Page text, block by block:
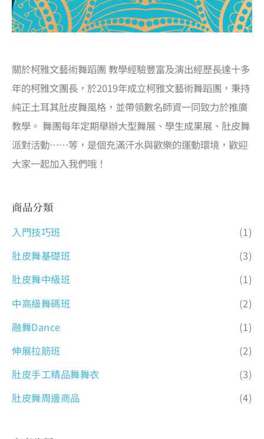
關於柯雅文藝術舞蹈團 教學經驗豐富及演出經歷長達十多
年的柯雅文團長，於2019年成立柯雅文藝術舞蹈團，秉持
純正土耳其肚皮舞風格，並帶領數名師資一同致力於推廣
教學。 舞團每年定期舉辦大型舞展、學生成果展、肚皮舞
派對活動……等，是個充滿汗水與歡樂的運動環境，歡迎
大家一起加入我們哦！
商品分類
入門技巧班
(1)
肚皮舞基礎班
(3)
肚皮舞中級班
(1)
中高級舞碼班
(2)
融舞Dance
(1)
伸展拉筋班
(2)
肚皮手工精品舞舞衣
(3)
肚皮舞周邊商品
(4)